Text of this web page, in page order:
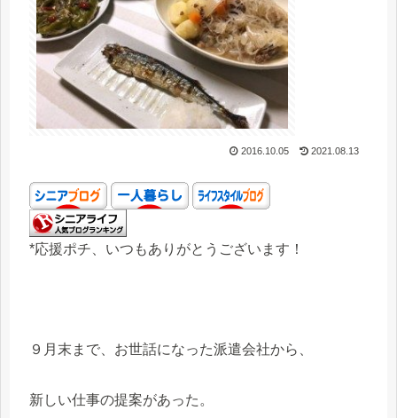
2016.10.05 2021.08.13
*応援ポチ、いつもありがとうございます！
９月末まで、お世話になった派遣会社から、
新しい仕事の提案があった。